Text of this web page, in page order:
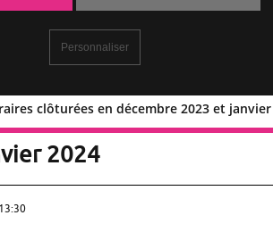
clôturées en décembre 2023 et janvier
expositions temporaires
2024
Personnaliser